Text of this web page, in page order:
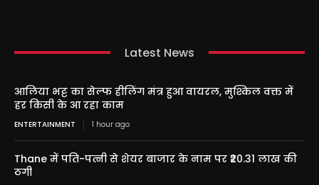
Latest News
आलिया भट्ट का सेल्फ हीलिंग मंत्र हुआ वायरल, मुश्किल वक्त में
हर किसी के आ रहा काम
ENTERTAINMENT 1 hour ago
Thane में पति-पत्नी से शेयर बाजार के नाम पर ₹20.31 लाख की
ठगी